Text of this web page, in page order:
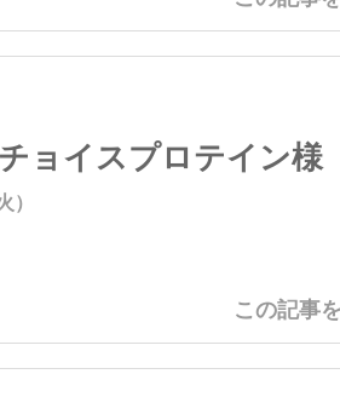
ョイスプロテイン様
この記事